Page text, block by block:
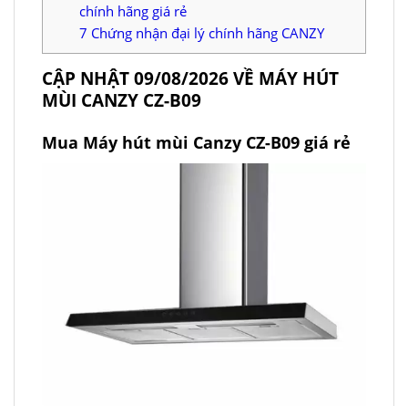
chính hãng giá rẻ
7 Chứng nhận đại lý chính hãng CANZY
CẬP NHẬT 09/08/2026 VỀ MÁY HÚT
MÙI CANZY CZ-B09
Mua Máy hút mùi Canzy CZ-B09 giá rẻ